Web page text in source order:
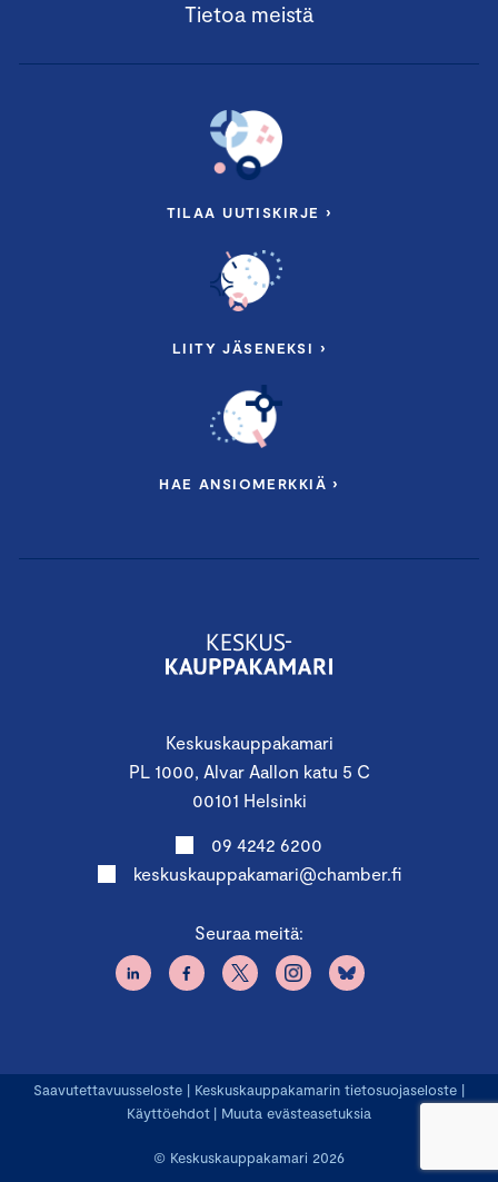
Keskuskauppakamari
PL 1000, Alvar Aallon katu 5 C
00101 Helsinki
09 4242 6200
keskuskauppakamari@chamber.fi
Seuraa meitä:
Tietoa meistä
TILAA UUTISKIRJE ›
LIITY JÄSENEKSI ›
HAE ANSIOMERKKIÄ ›
© Keskuskauppakamari 2026
Saavutettavuusseloste | Keskuskauppakamarin tietosuojaseloste |
Käyttöehdot | Muuta evästeasetuksia